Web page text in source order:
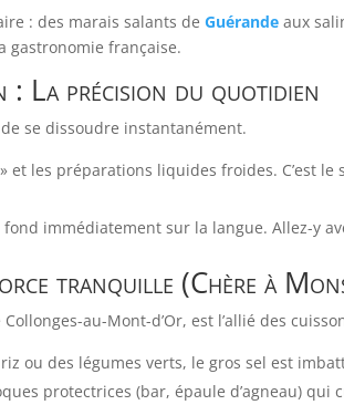
: des marais salants deGuérande aux
gastronomie française.
: La précision du quotidien
se dissoudre instantanément.
et les préparations liquides froides. C’est le
immédiatement sur la langue. Allez-y
tranquille (Chère à
au-Mont-d’Or, est l’allié des
riz ou des légumes verts, le gros sel est
protectrices (bar, épaule d’agneau) qui